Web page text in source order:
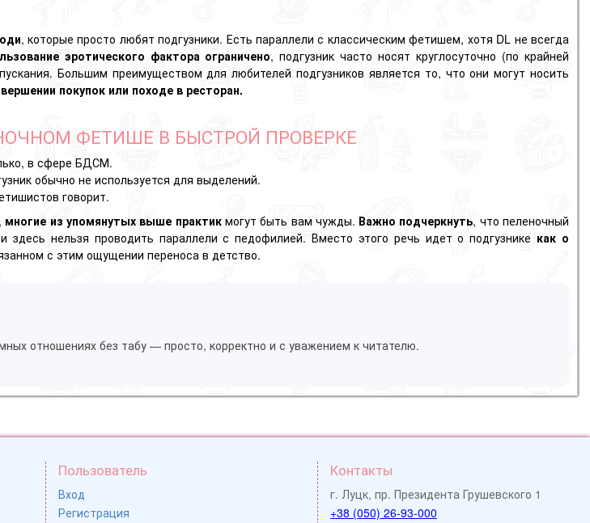
, которые просто любят подгузники. Есть параллели с классическим фетишем, хотя DL не всегда
эротического фактора ограничено, подгузник часто носят круглосуточно (по крайней
Большим преимуществом для любителей подгузников является то, что они могут носить
покупок или походе в ресторан.
ФЕТИШЕ В БЫСТРОЙ ПРОВЕРКЕ
в сфере БДСМ.
обычно не используется для выделений.
говорит.
многие из упомянутых выше практикмогут быть вам чужды. Важно подчеркнуть, что пеленочный
здесь нельзя проводить параллели с педофилией. Вместо этого речь идет о подгузнике как о
с этим ощущении переноса в детство.
отношениях без табу — просто, корректно и с уважением к читателю.
Пользователь
Вход
Регистрация
Контакты
г. Луцк, пр. Президента Грушевского 1
+38 (050) 26-93-000